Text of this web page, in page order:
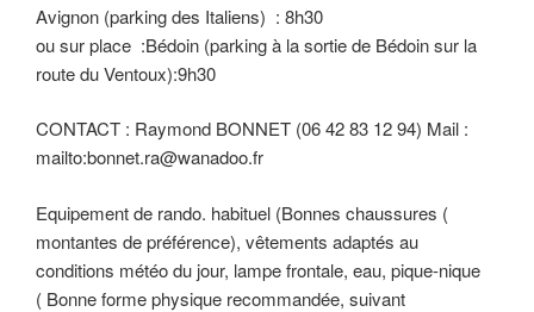
Avignon (parking des Italiens) : 8h30
ou sur place :Bédoin (parking à la sortie de Bédoin sur la
route du Ventoux):9h30
CONTACT : Raymond BONNET (06 42 83 12 94) Mail :
mailto:bonnet.ra@wanadoo.fr
Equipement de rando. habituel (Bonnes chaussures (
montantes de préférence), vêtements adaptés au
conditions météo du jour, lampe frontale, eau, pique-nique
( Bonne forme physique recommandée, suivant